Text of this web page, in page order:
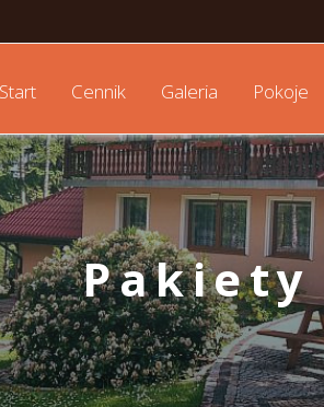
Start Cennik Galeria Pokoje
Pakiety